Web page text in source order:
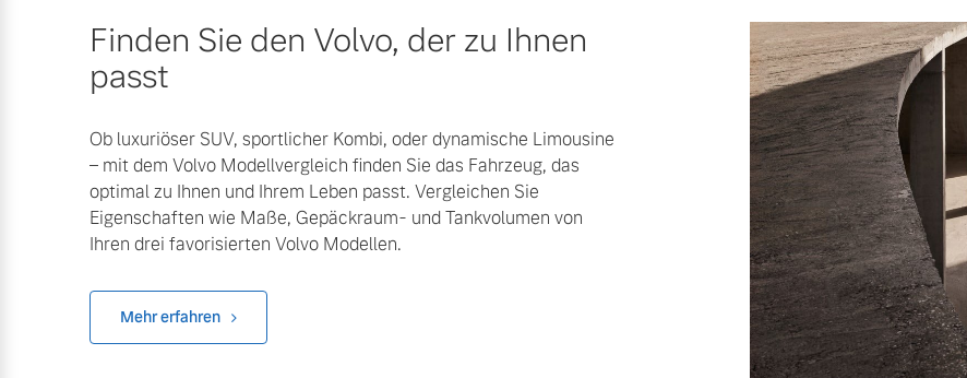
Finden Sie den Volvo, der zu Ihnen
passt
Ob luxuriöser SUV, sportlicher Kombi, oder dynamische Limousine
– mit dem Volvo Modellvergleich finden Sie das Fahrzeug, das
optimal zu Ihnen und Ihrem Leben passt. Vergleichen Sie
Eigenschaften wie Maße, Gepäckraum- und Tankvolumen von
Ihren drei favorisierten Volvo Modellen.
Mehr erfahren